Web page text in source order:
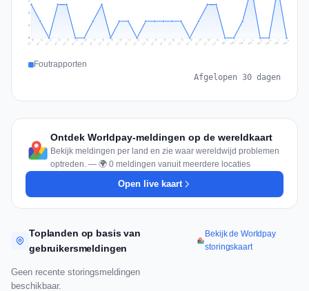
1
2
Jul 10 Jul 11 Jul 12 Jul 13 Jul 14 Jul 15 Jul 16 Jul 17 Jul 18 Jul 19 Jul 20 Jul 21 Jul 22 Jul 23 Jul 24 Jul 25 Jul 26 Jul 27 Jul 28 Jul 29 Jul 30 Jul 31 Aug 1 Aug 2 Aug 3 Aug 4 Aug 5 Aug 6 Aug 7 Aug 8
Foutrapporten
Afgelopen 30 dagen
Ontdek Worldpay-meldingen op de wereldkaart
Bekijk meldingen per land en zie waar wereldwijd problemen
optreden. — 🌍 0 meldingen vanuit meerdere locaties
Open live kaart
Toplanden op basis van
gebruikersmeldingen
Bekijk de Worldpay
storingskaart
Geen recente storingsmeldingen
beschikbaar.